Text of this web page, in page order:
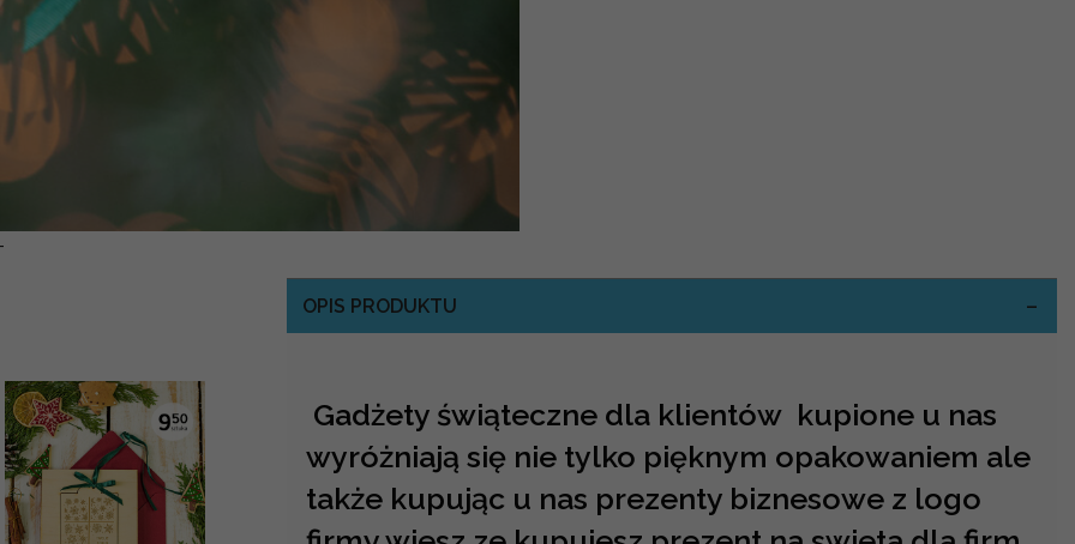
OPIS PRODUKTU
Gadżety świąteczne dla klientów kupione u nas
wyróżniają się nie tylko pięknym opakowaniem ale
także kupując u nas prezenty biznesowe z logo